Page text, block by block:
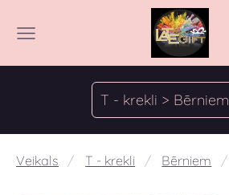
T - krekli > Bērniem
Veikals T - krekli Bērniem